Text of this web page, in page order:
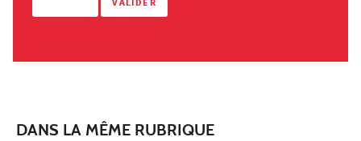
DANS LA MÊME RUBRIQUE